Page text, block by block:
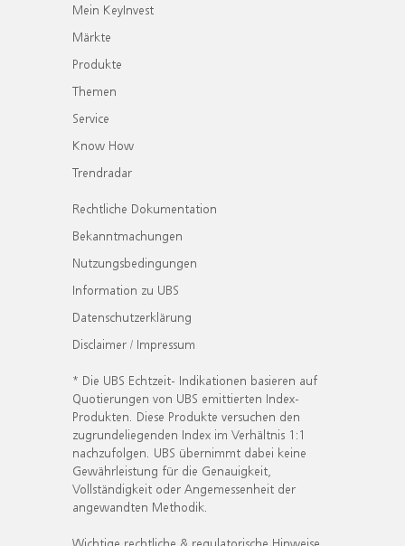
Mein KeyInvest
Märkte
Produkte
Themen
Service
Know How
Trendradar
Rechtliche Dokumentation
Bekanntmachungen
Nutzungsbedingungen
Information zu UBS
Datenschutzerklärung
Disclaimer / Impressum
* Die UBS Echtzeit- Indikationen basieren auf
Quotierungen von UBS emittierten Index-
Produkten. Diese Produkte versuchen den
zugrundeliegenden Index im Verhältnis 1:1
nachzufolgen. UBS übernimmt dabei keine
Gewährleistung für die Genauigkeit,
Vollständigkeit oder Angemessenheit der
angewandten Methodik.